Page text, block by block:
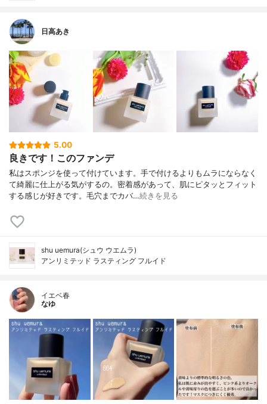
日高あき
5.00
良きです！このファンデ
私はスポンジを使って付けています。手で付けるよりもムラにならなく
て綺麗に仕上がる気がするの。密着感があって、肌にピタッとフィット
する感じが好きです。毛穴までカバ…続きを見る
shu uemura(シュウ ウエムラ)
アンリミテッド ラスティング フルイド
イエベ春
なゆ